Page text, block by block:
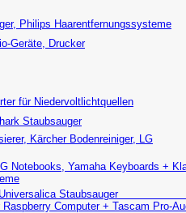
Philips Haarentfernungssysteme
Geräte, Drucker
für Niedervoltlichtquellen
Staubsauger
Kärcher Bodenreiniger, LG
Notebooks, Yamaha Keyboards +
+ 24V2A Universalica
Computer + Tascam Pro-